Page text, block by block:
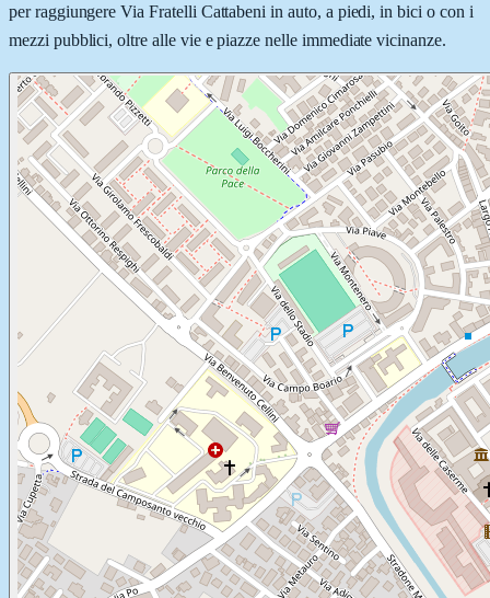
per raggiungere Via Fratelli Cattabeni in auto, a piedi, in bici o con i
mezzi pubblici, oltre alle vie e piazze nelle immediate vicinanze.